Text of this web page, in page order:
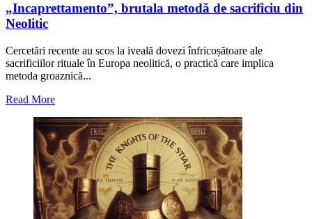
„Incaprettamento”, brutala metodă de sacrificiu din
Neolitic
Cercetări recente au scos la iveală dovezi înfricoșătoare ale
sacrificiilor rituale în Europa neolitică, o practică care implica
metoda groaznică...
Read MoreRead
about
„Incaprettamento”,
brutala
metodă
de
sacrificiu
din
Neolitic